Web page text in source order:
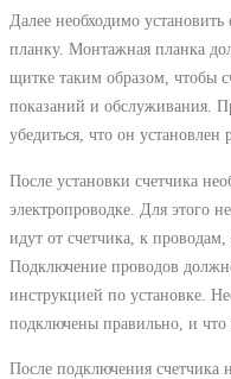
Далее необходимо
планку. Монтажная планка
щитке таким образом, чтобы
показаний и обслуживания.
убедиться, что он
После установки счетчика
электропроводке. Для этого
идут от счетчика, к
Подключение проводов
инструкцией по установке.
подключены правильно, и что
После подключения счетчика